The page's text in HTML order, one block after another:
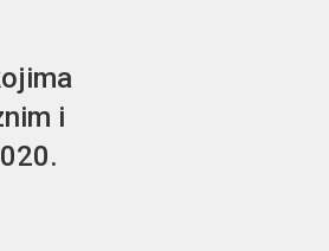
i